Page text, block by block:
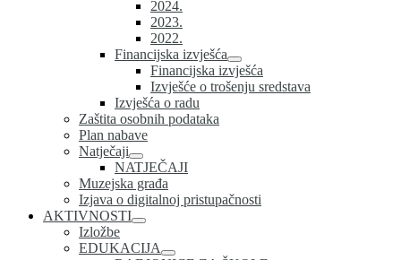
2024.
2023.
2022.
Financijska izvješća
Financijska izvješća
Izvješće o trošenju sredstava
Izvješća o radu
Zaštita osobnih podataka
Plan nabave
Natječaji
NATJEČAJI
Muzejska građa
Izjava o digitalnoj pristupačnosti
AKTIVNOSTI
Izložbe
EDUKACIJA